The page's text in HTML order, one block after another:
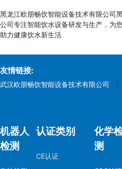
黑龙江欧朋畅饮智能设备技术有限公司
公司专注智能饮水设备研发与生产，为
助力健康饮水新生活
友情链接:
武汉欧朋畅饮智能设备技术有限公司
机器人
检测
认证类别
CE认证
化学
测